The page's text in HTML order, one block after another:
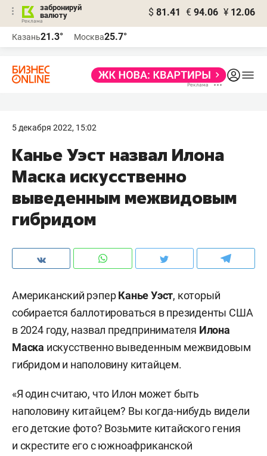
забронируй
валюту
$ 81.41 € 94.06 ¥ 12.06
Казань21.3° Москва25.7°
5 декабря 2022, 15:02
Канье Уэст назвал Илона
Маска искусственно
выведенным межвидовым
гибридом
Американский рэперКанье Уэст, который
собирается баллотироваться в президенты США
в 2024 году, назвал предпринимателя Илона
Маска искусственно выведенным межвидовым
гибридом и наполовину китайцем.
«Я один считаю, что Илон может быть
наполовину китайцем? Вы когда-нибудь видели
его детские фото? Возьмите китайского гения
и скрестите его с южноафриканской